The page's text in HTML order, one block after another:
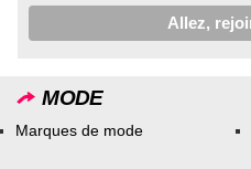
MODE
Marques de mode